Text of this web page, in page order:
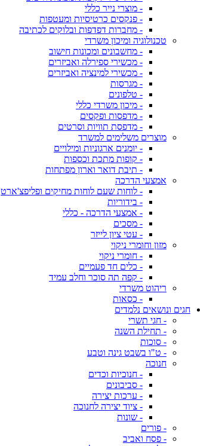
- מוצרי נייר כללי
- פנקסים כרטיסיות ומעטפות
- מחברות דפדפות ובלוקים לכתיבה
טכנולוגיה ומיכון משרדי
- מחשבונים ומכונות חישוב
- מכשירי ספירלה ואביזרים
- מכשירי למינציה ואביזרים
- מגרסות
- טלפונים
- מיכון משרדי כללי
- מדפסות ופקסים
- מדפסת תוויות וסרטים
מוצרים משלימים למשרד
- יומנים ארגוניות ומילויים
- קופות מתכת וכספות
- תיבת דואר וארון מפתחות
אמצעי הדרכה
- לוחות שעם לוחות מחיקים ופליפצ'ארט
- בידוריות
- אמצעי הדרכה - כללי
- מסכים
- עטי ציון לייזר
מזון וחומרי ניקוי
- חומרי ניקוי
- כלים חד פעמיים
- קפה תה סוכר וחלב עמיד
ריהוט משרדי
- כסאות
חגים ונושאים נלמדים
- חגי תשרי
- תחילת השנה
- סוכות
- ט"ו בשבט גינה וטבע
חנוכה
- חנוכיות וכדים
- סביבונים
- ערכות יצירה
- ציוד יצירה לחנוכה
- שונות
- פורים
- פסח ואביב